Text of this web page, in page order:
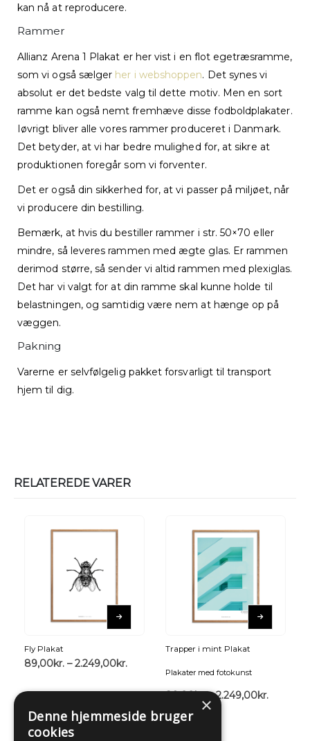
kan nå at reproducere.
Rammer
Allianz Arena 1 Plakat er her vist i en flot egetræsramme,
som vi også sælger her i webshoppen. Det synes vi
absolut er det bedste valg til dette motiv. Men en sort
ramme kan også nemt fremhæve disse fodboldplakater.
Iøvrigt bliver alle vores rammer produceret i Danmark.
Det betyder, at vi har bedre mulighed for, at sikre at
produktionen foregår som vi forventer.
Det er også din sikkerhed for, at vi passer på miljøet, når
vi producere din bestilling.
Bemærk, at hvis du bestiller rammer i str. 50×70 eller
mindre, så leveres rammen med ægte glas. Er rammen
derimod større, så sender vi altid rammen med plexiglas.
Det har vi valgt for at din ramme skal kunne holde til
belastningen, og samtidig være nem at hænge op på
væggen.
Pakning
Varerne er selvfølgelig pakket forsvarligt til transport
hjem til dig.
RELATEREDE VARER
Fly Plakat
89,00kr. – 2.249,00kr.
Trapper i mint Plakat
Plakater med fotokunst
89,00kr. – 2.249,00kr.
×
Denne hjemmeside bruger
cookies